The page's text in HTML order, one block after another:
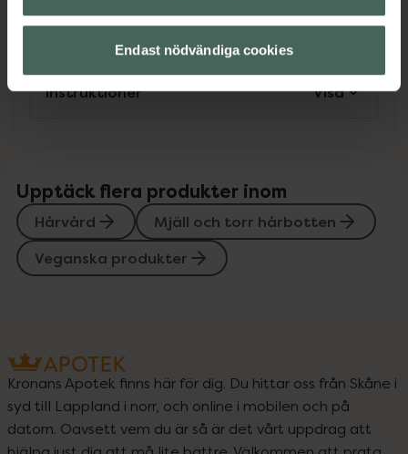
Endast nödvändiga cookies
Innehåll Visa
Instruktioner Visa
Upptäck flera produkter inom
Hårvård
Mjäll och torr hårbotten
Veganska produkter
Kronans Apotek finns här för dig. Du hittar oss från Skåne i
syd till Lappland i norr, och online i mobilen och på
datorn. Oavsett vem du är så är det vårt uppdrag att